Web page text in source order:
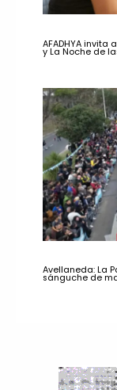
AFADHYA
y La Noche de
Avellaneda: La
sánguche de